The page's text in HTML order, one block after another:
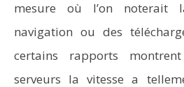
mesure où l’on noterait
navigation ou des
certains rapports
serveurs la vitesse a